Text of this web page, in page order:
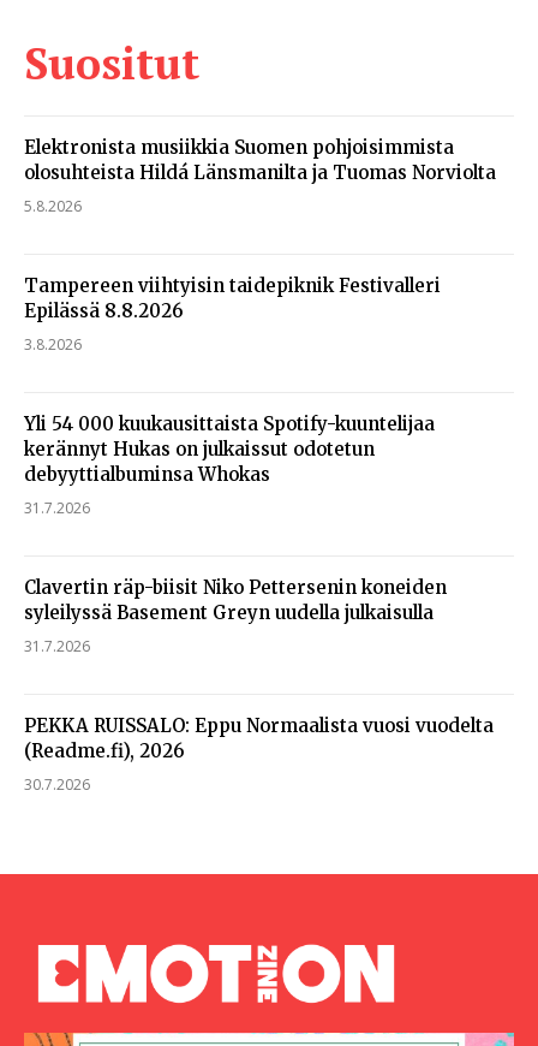
Suositut
Elektronista musiikkia Suomen pohjoisimmista
olosuhteista Hildá Länsmanilta ja Tuomas Norviolta
5.8.2026
Tampereen viihtyisin taidepiknik Festivalleri
Epilässä 8.8.2026
3.8.2026
Yli 54 000 kuukausittaista Spotify-kuuntelijaa
kerännyt Hukas on julkaissut odotetun
debyyttialbuminsa Whokas
31.7.2026
Clavertin räp-biisit Niko Pettersenin koneiden
syleilyssä Basement Greyn uudella julkaisulla
31.7.2026
PEKKA RUISSALO: Eppu Normaalista vuosi vuodelta
(Readme.fi), 2026
30.7.2026